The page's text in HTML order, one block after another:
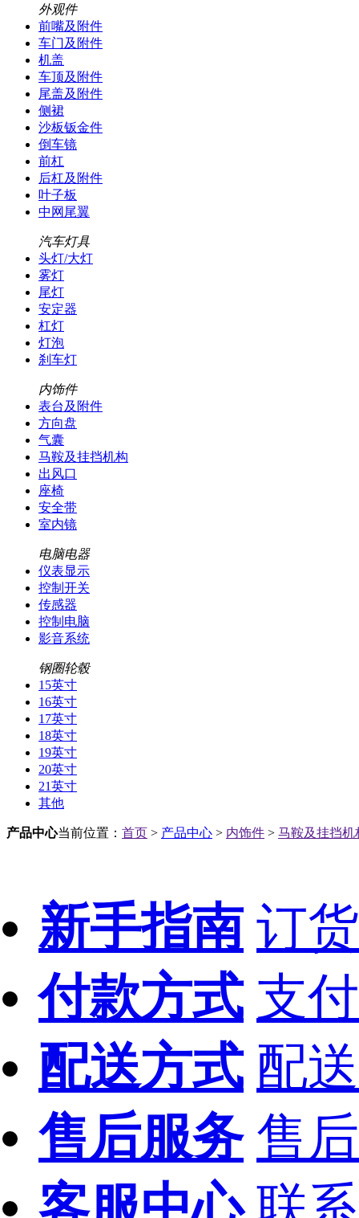
外观件
前嘴及附件
车门及附件
机盖
车顶及附件
尾盖及附件
侧裙
沙板钣金件
倒车镜
前杠
后杠及附件
叶子板
中网尾翼
汽车灯具
头灯/大灯
雾灯
尾灯
安定器
杠灯
灯泡
刹车灯
内饰件
表台及附件
方向盘
气囊
马鞍及挂挡机构
出风口
座椅
安全带
室内镜
电脑电器
仪表显示
控制开关
传感器
控制电脑
影音系统
钢圈轮毂
15英寸
16英寸
17英寸
18英寸
19英寸
20英寸
21英寸
其他
产品中心当前位置： 首页 > 产品中心 > 内饰件 > 马鞍及挂挡机
新手指南 订
付款方式 支
配送方式 配
售后服务 售